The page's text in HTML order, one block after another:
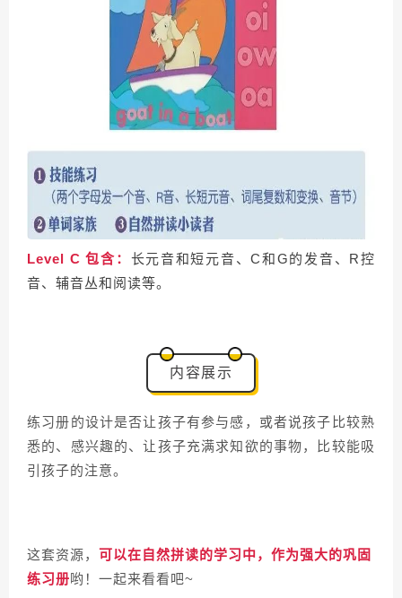
Level C 包含： 长元音和短元音、C和G的发音、R控
音、辅音丛和阅读等。
内容展示
练习册的设计是否让孩子有参与感，或者说孩子比较熟
悉的、感兴趣的、让孩子充满求知欲的事物，比较能吸
引孩子的注意。
这套资源， 可以在自然拼读的学习中，作为强大的巩固
练习册哟！一起来看看吧~